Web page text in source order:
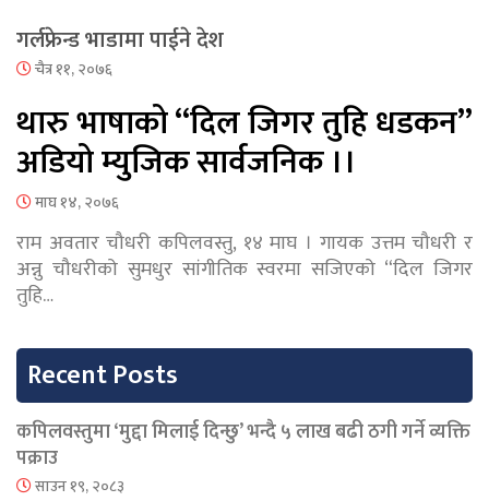
गर्लफ्रेन्ड भाडामा पाईने देश
चैत्र ११, २०७६
थारु भाषाको “दिल जिगर तुहि धडकन”
अडियो म्युजिक सार्वजनिक ।।
माघ १४, २०७६
राम अवतार चौधरी कपिलवस्तु, १४ माघ । गायक उत्तम चौधरी र
अन्नु चौधरीको सुमधुर सांगीतिक स्वरमा सजिएको “दिल जिगर
तुहि…
Recent Posts
कपिलवस्तुमा ‘मुद्दा मिलाई दिन्छु’ भन्दै ५ लाख बढी ठगी गर्ने व्यक्ति
पक्राउ
साउन १९, २०८३